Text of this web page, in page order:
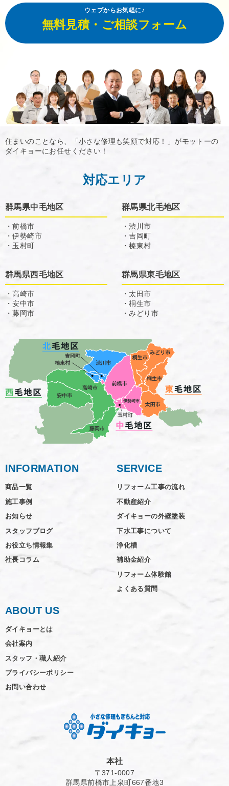
ウェブからお気軽に♪
無料見積・ご相談フォーム
住まいのことなら、「小さな修理も笑顔で対応！」がモットーの
ダイキョーにお任せください！
対応エリア
群馬県中毛地区
・前橋市
・伊勢崎市
・玉村町
群馬県北毛地区
・渋川市
・吉岡町
・榛東村
群馬県西毛地区
・高崎市
・安中市
・藤岡市
群馬県東毛地区
・太田市
・桐生市
・みどり市
INFORMATION
商品一覧
施工事例
お知らせ
スタッフブログ
お役立ち情報集
社長コラム
SERVICE
リフォーム工事の流れ
不動産紹介
ダイキョーの外壁塗装
下水工事について
浄化槽
補助金紹介
リフォーム体験館
よくある質問
ABOUT US
ダイキョーとは
会社案内
スタッフ・職人紹介
プライバシーポリシー
お問い合わせ
本社
〒371-0007
群馬県前橋市上泉町667番地3